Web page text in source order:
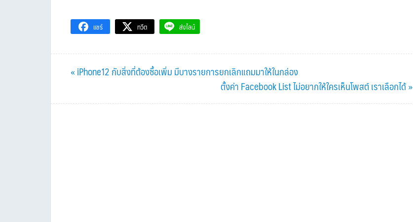
แชร์ ทวีต ส่งไลน์
Previous
« iPhone12 กับสิ่งที่ต้องซื้อเพิ่ม มีบางรายการยกเลิกแถมมาให้ในกล่อง
Next
Post:
ตั้งค่า Facebook List ไม่อยากให้ใครเห็นโพสต์ เราเลือกได้ »